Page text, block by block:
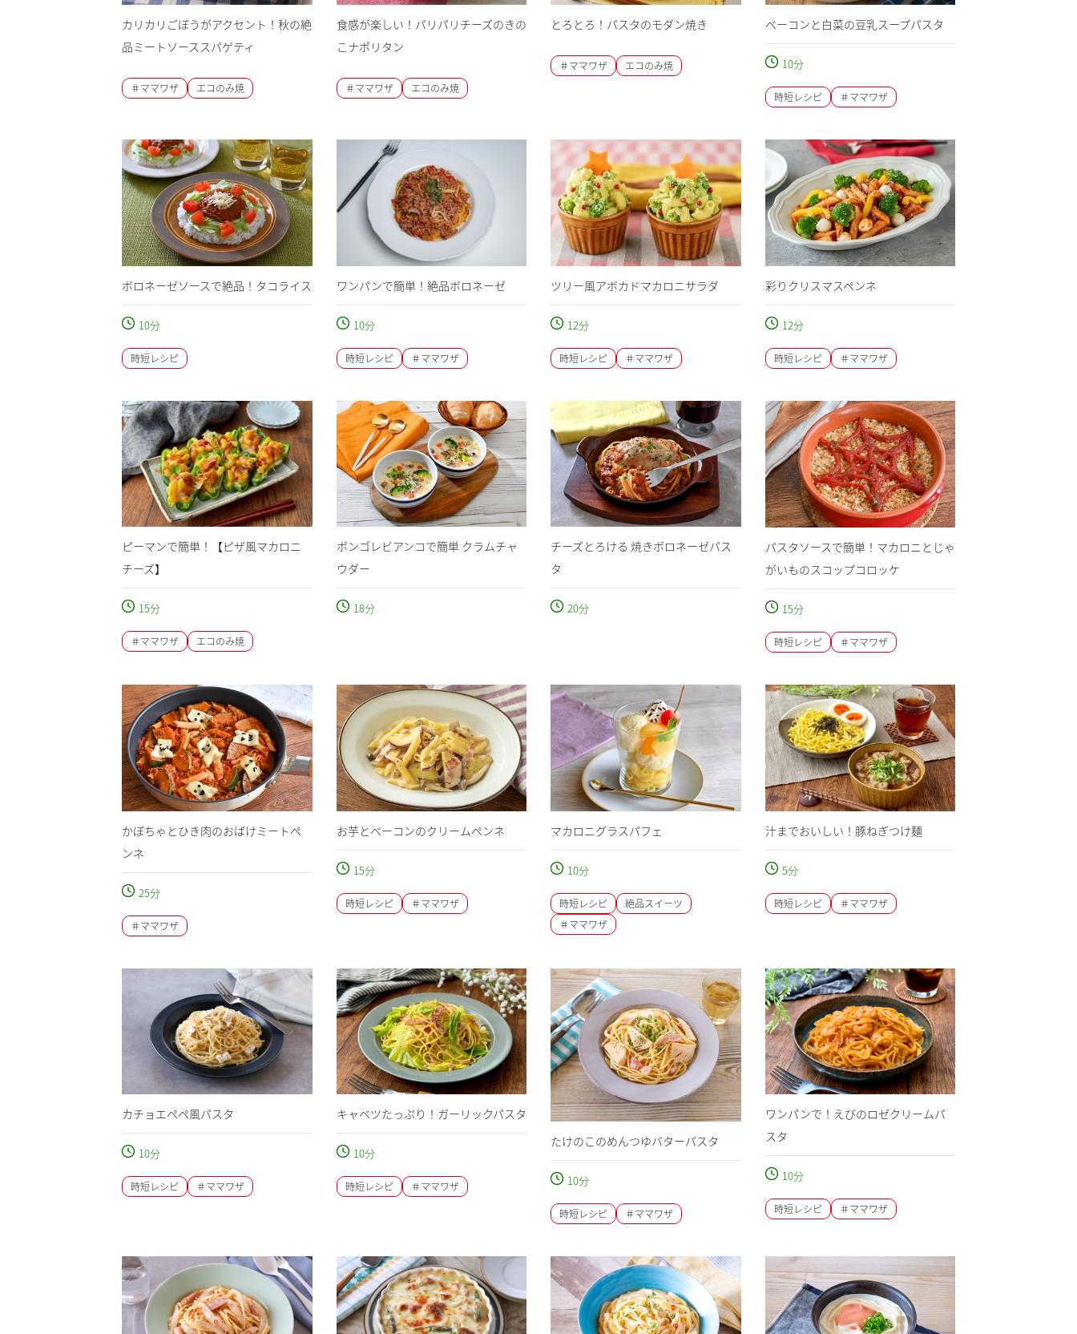
カリカリごぼうがアクセント！秋の絶
品ミートソーススパゲティ
＃ママワザ エコのみ焼
食感が楽しい！パリパリチーズのきの
こナポリタン
＃ママワザ エコのみ焼
とろとろ！パスタのモダン焼き
＃ママワザ エコのみ焼
ベーコンと白菜の豆乳スープパスタ
10分
時短レシピ ＃ママワザ
ボロネーゼソースで絶品！タコライス
10分
時短レシピ
ワンパンで簡単！絶品ボロネーゼ
10分
時短レシピ ＃ママワザ
ツリー風アボカドマカロニサラダ
12分
時短レシピ ＃ママワザ
彩りクリスマスペンネ
12分
時短レシピ ＃ママワザ
ピーマンで簡単！【ピザ風マカロニ
チーズ】
15分
＃ママワザ エコのみ焼
ボンゴレビアンコで簡単 クラムチャ
ウダー
18分
チーズとろける 焼きボロネーゼパス
タ
20分
パスタソースで簡単！マカロニとじゃ
がいものスコップコロッケ
15分
時短レシピ ＃ママワザ
かぼちゃとひき肉のおばけミートペ
ンネ
25分
＃ママワザ
お芋とベーコンのクリームペンネ
15分
時短レシピ ＃ママワザ
マカロニグラスパフェ
10分
時短レシピ
絶品スイーツ
＃ママワザ
汁までおいしい！豚ねぎつけ麺
5分
時短レシピ ＃ママワザ
カチョエペペ風パスタ
10分
時短レシピ ＃ママワザ
キャベツたっぷり！ガーリックパスタ
10分
時短レシピ ＃ママワザ
たけのこのめんつゆバターパスタ
10分
時短レシピ ＃ママワザ
ワンパンで！えびのロゼクリームパ
スタ
10分
時短レシピ ＃ママワザ